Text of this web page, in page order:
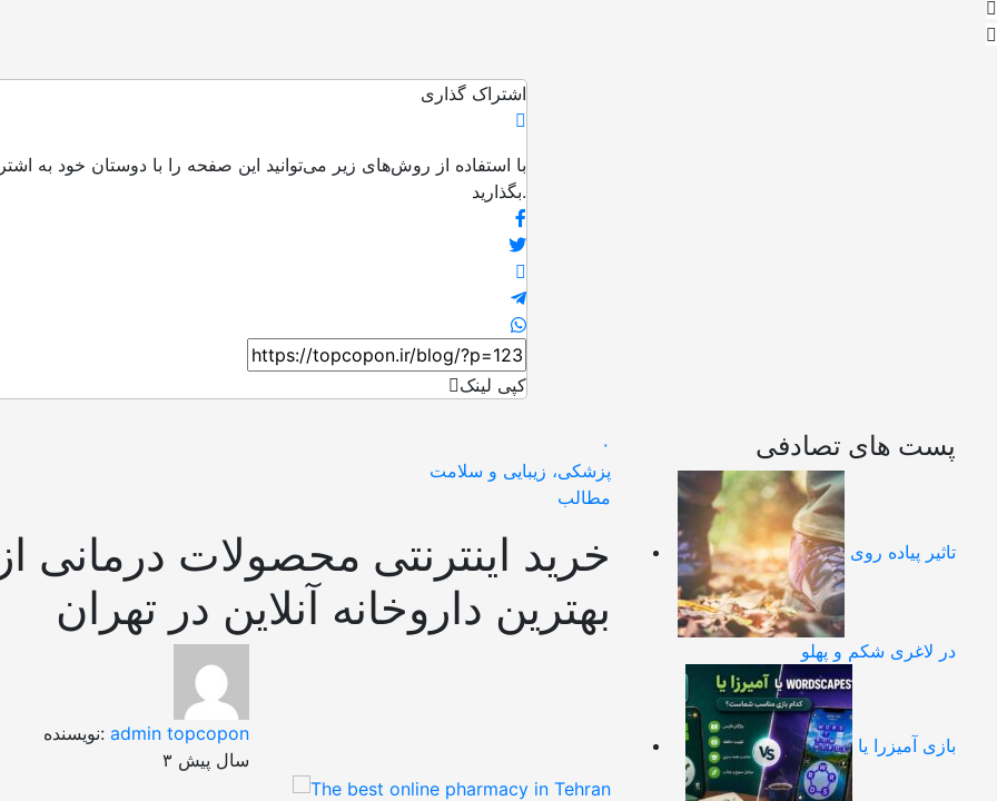
اشتراک گذاری
با استفاده از روش‌های زیر می‌توانید این صفحه را با دوستان خود به
بگذارید.
کپی لینک
۰
پزشکی، زیبایی و سلامت
مطالب
خرید اینترنتی محصولات درمانی
بهترین داروخانه آنلاین در تهران
نویسنده: admin topcopon
۳ سال پیش
پست های تصادفی
تاثیر پیاده روی
در لاغری شکم و پهلو
بازی آمیزرا یا